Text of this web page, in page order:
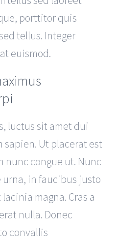
porttitor quis
tellus. Integer
euismod.
luctus sit amet dui
Ut placerat est
nunc congue ut. Nunc
in faucibus justo
magna. Cras a
nulla. Donec
convallis